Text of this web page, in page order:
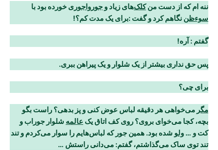
ننه ام که از دست منکلک‌های زیاد و جورواجوری خورده بود با
سوءظن نگاهم کرد و گفت :برای یک مدت کم؟!
گفتم : آره!
پس حق نداری بیشتر از یک شلوار و یک پیراهن ببری.
برای چی؟
مگر می‌خواهی هر دقیقه لباس عوض کنی و پز بدهی؟ راست بگو
بچه، کجا می‌خوای بروی؟ روی کف اتاق یک عالمه شلوار جوراب و
کت و … ولو شده بود. همین جور که لباس‌هایم را سوار می‌کردم و تند
تند توی ساک می‌گذاشتم، گفتم: می‌دانی راستش …